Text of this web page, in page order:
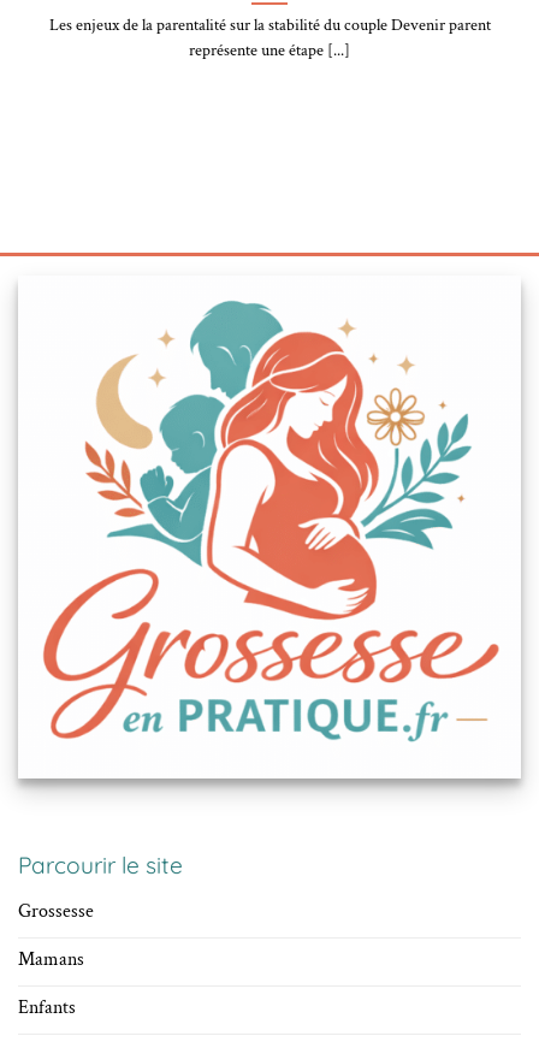
Les enjeux de la parentalité sur la stabilité du couple Devenir parent
représente une étape [...]
Parcourir le site
Grossesse
Mamans
Enfants